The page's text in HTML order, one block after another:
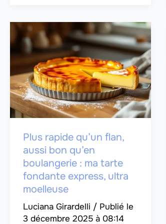
Plus rapide qu’un flan,
aussi bon qu’en
boulangerie : ma tarte
fondante express, ultra
moelleuse
Luciana Girardelli /
3 décembre 2025 à 08:14